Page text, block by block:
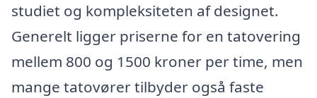
studiet og kompleksiteten af designet.
Generelt ligger priserne for en tatovering
mellem 800 og 1500 kroner per time, men
mange tatovører tilbyder også faste